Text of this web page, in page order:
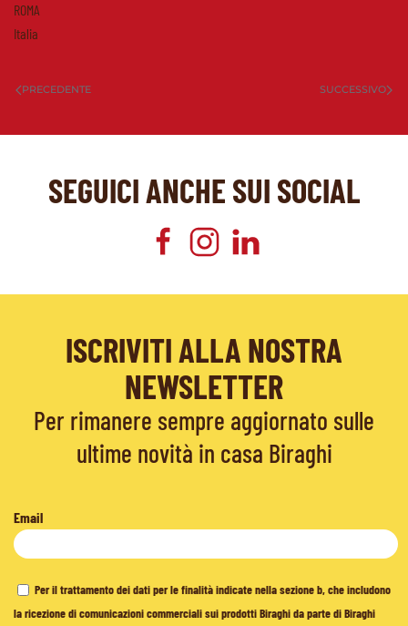
ROMA
Italia
PRECEDENTE SUCCESSIVO
SEGUICI ANCHE SUI SOCIAL
ISCRIVITI ALLA NOSTRA
NEWSLETTER
Per rimanere sempre aggiornato sulle
ultime novità in casa Biraghi
Email
Per il trattamento dei dati per le finalità indicate nella sezione b, che includono
la ricezione di comunicazioni commerciali sui prodotti Biraghi da parte di Biraghi